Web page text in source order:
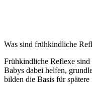
Was sind frühkindliche
Frühkindliche Reflexe sind
Babys dabei helfen,
bilden die Basis für